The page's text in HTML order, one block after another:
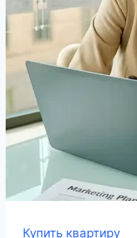
Купить квартиру